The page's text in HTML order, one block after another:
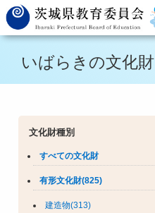
いばらきの文化財
文化財種別
すべての文化財
有形文化財(825)
建造物(313)